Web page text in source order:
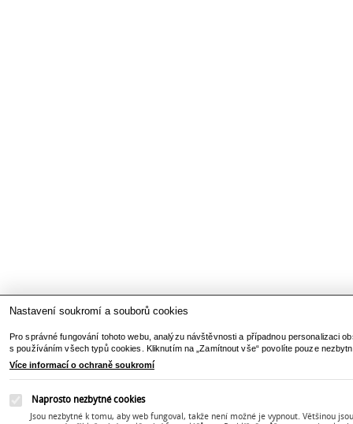
Nastavení soukromí a souborů cookies
Pro správné fungování tohoto webu, analýzu návštěvnosti a případnou personalizaci
s používáním všech typů cookies. Kliknutím na „Zamítnout vše“ povolíte pouze
Více informací o ochraně soukromí
Naprosto nezbytné cookies
Jsou nezbytné k tomu, aby web fungoval, takže není možné je vypnout. Většinou